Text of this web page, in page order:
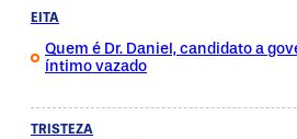
EITA
Quem é Dr. Daniel, candidato a
íntimo vazado
TRISTEZA